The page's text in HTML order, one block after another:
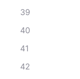
39
40
41
42